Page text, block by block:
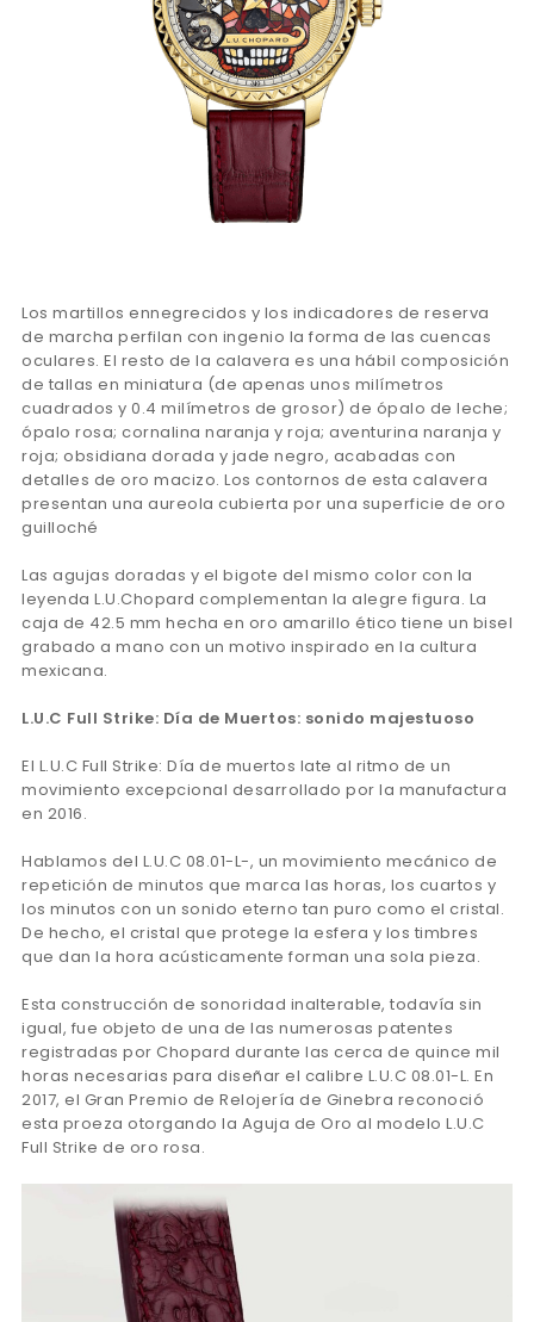
Los martillos ennegrecidos y los indicadores de reserva
de marcha perfilan con ingenio la forma de las cuencas
oculares. El resto de la calavera es una hábil composición
de tallas en miniatura (de apenas unos milímetros
cuadrados y 0.4 milímetros de grosor) de ópalo de leche;
ópalo rosa; cornalina naranja y roja; aventurina naranja y
roja; obsidiana dorada y jade negro, acabadas con
detalles de oro macizo. Los contornos de esta calavera
presentan una aureola cubierta por una superficie de oro
guilloché
Las agujas doradas y el bigote del mismo color con la
leyenda L.U.Chopard complementan la alegre figura. La
caja de 42.5 mm hecha en oro amarillo ético tiene un bisel
grabado a mano con un motivo inspirado en la cultura
mexicana.
L.U.C Full Strike: Día de Muertos: sonido majestuoso
El L.U.C Full Strike: Día de muertos late al ritmo de un
movimiento excepcional desarrollado por la manufactura
en 2016.
Hablamos del L.U.C 08.01-L-, un movimiento mecánico de
repetición de minutos que marca las horas, los cuartos y
los minutos con un sonido eterno tan puro como el cristal.
De hecho, el cristal que protege la esfera y los timbres
que dan la hora acústicamente forman una sola pieza.
Esta construcción de sonoridad inalterable, todavía sin
igual, fue objeto de una de las numerosas patentes
registradas por Chopard durante las cerca de quince mil
horas necesarias para diseñar el calibre L.U.C 08.01-L. En
2017, el Gran Premio de Relojería de Ginebra reconoció
esta proeza otorgando la Aguja de Oro al modelo L.U.C
Full Strike de oro rosa.